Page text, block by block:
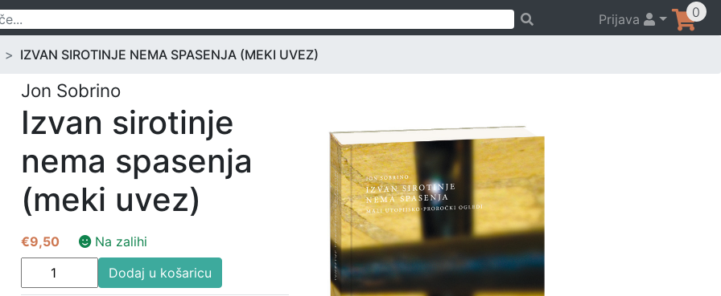
Prijava 0
IZVAN SIROTINJE NEMA SPASENJA (MEKI UVEZ)
Jon Sobrino
Izvan sirotinje
nema spasenja
(meki uvez)
€9,50
Na zalihi
Izvan
sirotinje
Dodaj u košaricu